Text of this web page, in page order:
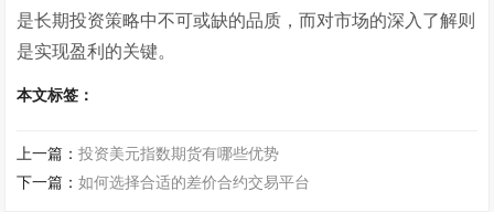
是长期投资策略中不可或缺的品质，而对市场的深入了解则
是实现盈利的关键。
本文标签：
上一篇：投资美元指数期货有哪些优势
下一篇：如何选择合适的差价合约交易平台